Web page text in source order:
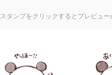
スタンプをクリックするとプレビュー